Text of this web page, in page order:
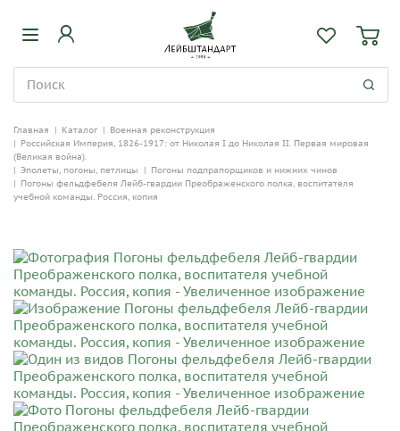
Главная | Каталог | Военная реконструкция
| Российская Империя, 1826-1917: от Николая I до Николая II. Первая мировая
(Великая война).
| Эполеты, погоны, петлицы | Погоны подпрапорщиков и нижних чинов
| Погоны фельдфебеля Лейб-гвардии Преображенского полка, воспитателя
учебной команды. Россия, копия